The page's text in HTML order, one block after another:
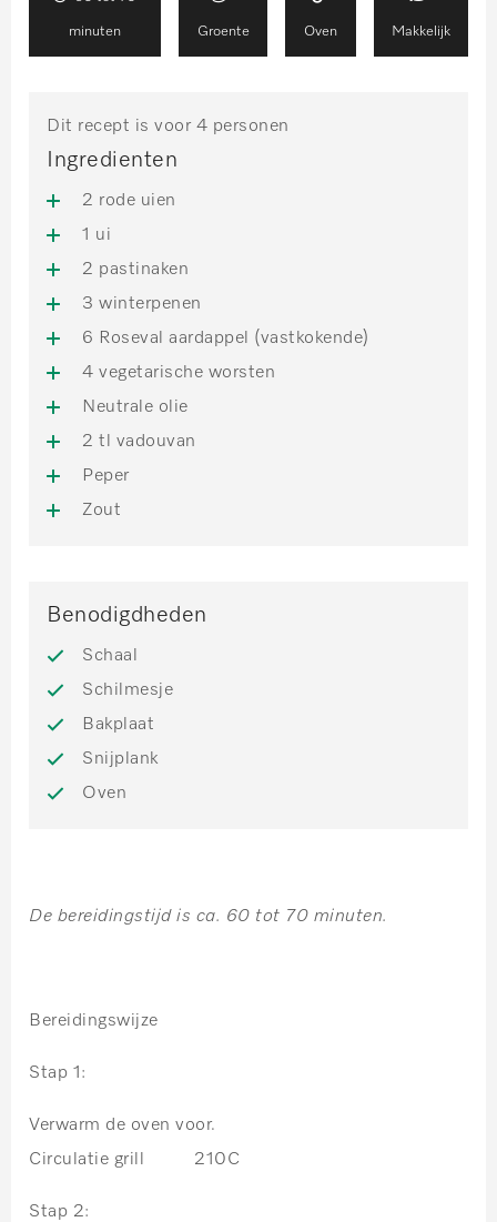
minuten Groente Oven Makkelijk
Dit recept is voor 4 personen
Ingredienten
2 rode uien
1 ui
2 pastinaken
3 winterpenen
6 Roseval aardappel (vastkokende)
4 vegetarische worsten
Neutrale olie
2 tl vadouvan
Peper
Zout
Benodigdheden
Schaal
Schilmesje
Bakplaat
Snijplank
Oven
De bereidingstijd is ca. 60 tot 70 minuten.
Bereidingswijze
Stap 1:
Verwarm de oven voor.
Circulatie grill 210C
Stap 2: